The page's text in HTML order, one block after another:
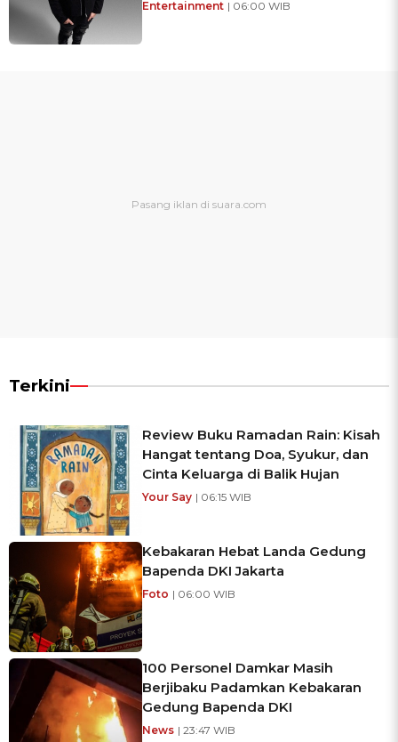
Entertainment | 06:00 WIB
Terkini
Review Buku Ramadan Rain: Kisah
Hangat tentang Doa, Syukur, dan
Cinta Keluarga di Balik Hujan
Your Say | 06:15 WIB
Kebakaran Hebat Landa Gedung
Bapenda DKI Jakarta
Foto | 06:00 WIB
100 Personel Damkar Masih
Berjibaku Padamkan Kebakaran
Gedung Bapenda DKI
News | 23:47 WIB